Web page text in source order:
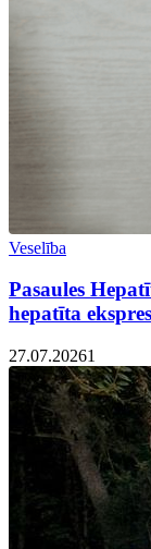
Veselība
Pasaules
hepatīta
27.07.20261